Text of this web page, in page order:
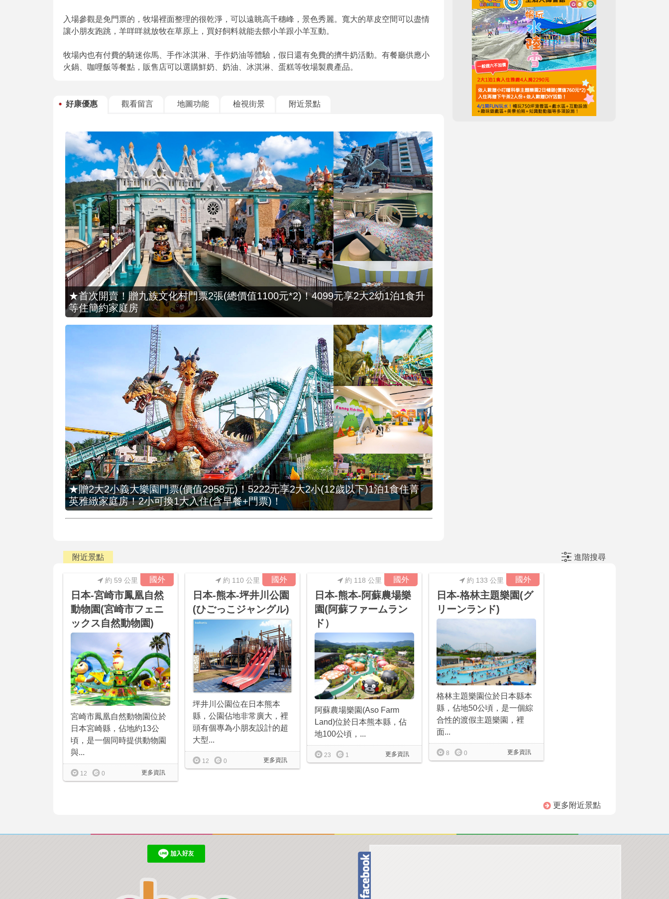
入場參觀是免門票的，牧場裡面整理的很乾淨，可以遠眺高千穗峰，景色秀麗。寬大的草皮空間可以盡情
讓小朋友跑跳，羊咩咩就放牧在草原上，買好飼料就能去餵小羊跟小羊互動。
牧場內也有付費的騎迷你馬、手作冰淇淋、手作奶油等體驗，假日還有免費的擠牛奶活動。有餐廳供應小
火鍋、咖哩飯等餐點，販售店可以選購鮮奶、奶油、冰淇淋、蛋糕等牧場製農產品。
好康優惠 觀看留言 地圖功能 檢視街景 附近景點
★首次開賣！贈九族文化村門票2張(總價值1100元*2)！4099元享2大2幼1泊1食升
等住簡約家庭房
★贈2大2小義大樂園門票(價值2958元)！5222元享2大2小(12歲以下)1泊1食住菁
英雅緻家庭房！2小可換1大入住(含早餐+門票)！
附近景點 進階搜尋
國外
約 59 公里
日本-宮崎市鳳凰自然
動物園(宮崎市フェニ
ックス自然動物園)
宮崎市鳳凰自然動物園位於
日本宮崎縣，佔地約13公
頃，是一個同時提供動物園
與...
更多資訊
12 0
國外
約 110 公里
日本-熊本-坪井川公園
(ひごっこジャングル)
坪井川公園位在日本熊本
縣，公園佔地非常廣大，裡
頭有個專為小朋友設計的超
大型...
更多資訊
12 0
國外
約 118 公里
日本-熊本-阿蘇農場樂
園(阿蘇ファームラン
ド）
阿蘇農場樂園(Aso Farm
Land)位於日本熊本縣，佔
地100公頃，...
更多資訊
23 1
國外
約 133 公里
日本-格林主題樂園(グ
リーンランド)
格林主題樂園位於日本縣本
縣，佔地50公頃，是一個綜
合性的渡假主題樂園，裡
面...
更多資訊
8 0
更多附近景點